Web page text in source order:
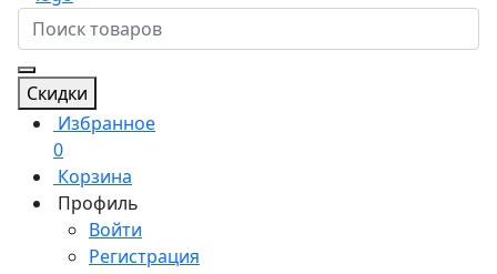
Скидки
Избранное
0
Корзина
Профиль
Войти
Регистрация